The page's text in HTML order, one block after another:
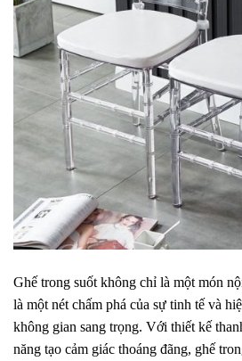
Ghế trong suốt không chỉ là một món
là một nét chấm phá của sự tinh tế và
không gian sang trọng. Với thiết kế
năng tạo cảm giác thoáng đãng, ghế